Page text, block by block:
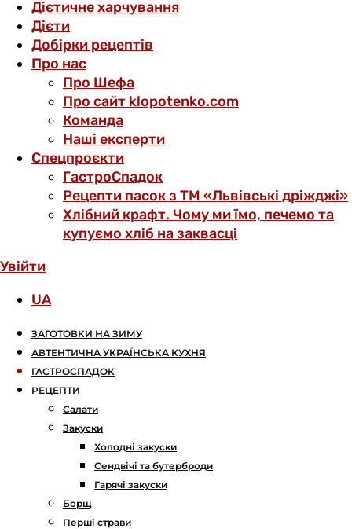
Дієтичне харчування
Дієти
Добірки рецептів
Про нас
Про Шефа
Про сайт klopotenko.com
Команда
Наші експерти
Спецпроєкти
ГастроСпадок
Рецепти пасок з ТМ «Львівські дріжджі»
Хлібний крафт. Чому ми їмо, печемо та
купуємо хліб на заквасці
Увійти
UA
ЗАГОТОВКИ НА ЗИМУ
АВТЕНТИЧНА УКРАЇНСЬКА КУХНЯ
ГАСТРОСПАДОК
РЕЦЕПТИ
Салати
Закуски
Холодні закуски
Сендвічі та бутерброди
Гарячі закуски
Борщ
Перші страви